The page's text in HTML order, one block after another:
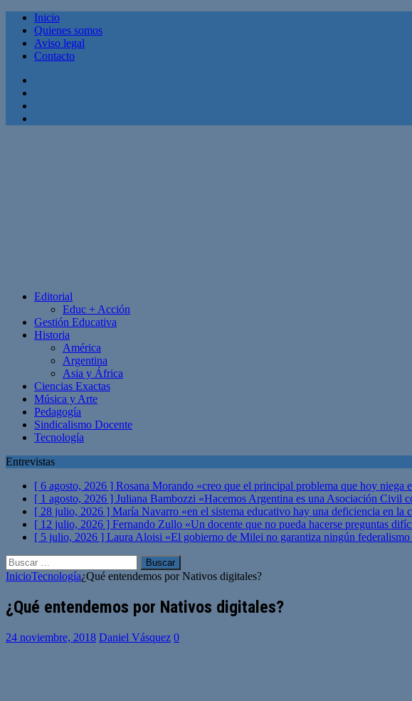
Inicio
Quienes somos
Aviso legal
Contacto
Editorial
Educ + Acción
Gestión Educativa
Historia
América
Argentina
Asia y África
Ciencias Exactas
Música y Arte
Pedagogía
Sindicalismo Docente
Tecnología
Entrevistas
[ 6 agosto, 2026 ] Rosana Morando «creo que el principal problema que hoy
[ 1 agosto, 2026 ] Juliana Bambozzi «Hacemos Argentina es una Asociación Civil
[ 28 julio, 2026 ] María Navarro «en el sistema educativo hay una deficiencia en
[ 12 julio, 2026 ] Fernando Zullo «Un docente que no pueda hacerse preguntas
[ 5 julio, 2026 ] Laura Aloisi «El gobierno de Milei no garantiza ningún federalismo
Buscar:
InicioTecnología¿Qué entendemos por Nativos digitales?
¿Qué entendemos por Nativos digitales?
24 noviembre, 2018 Daniel Vásquez 0